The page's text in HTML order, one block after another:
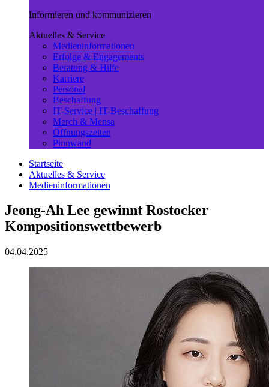
Informieren und kommunizieren
Aktuelles & Service
Medieninformationen
Erfolge & Engagements
Beratung & Hilfe
Karriere
Personal
Beschaffung
IT-Service | IT-Beschaffung
Merch & Mensa
Öffnungszeiten
Pinnwand
Startseite
Aktuelles & Service
Medieninformationen
Jeong-Ah Lee gewinnt Rostocker
Kompositionswettbewerb
04.04.2025